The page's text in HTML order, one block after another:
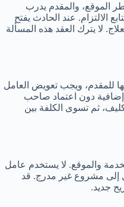
الموقع، والمقدم يدرب
الالتزام. عند الحادث يفتح
لا يترك العقد هذه المسألة
للمقدم، ويجب تعويض العامل
دون اعتماد صاحب
ثم تسوى الكلفة بين
والموقع. لا يستخدم عامل
إلى مشروع غير مدرج. قد
جديد.